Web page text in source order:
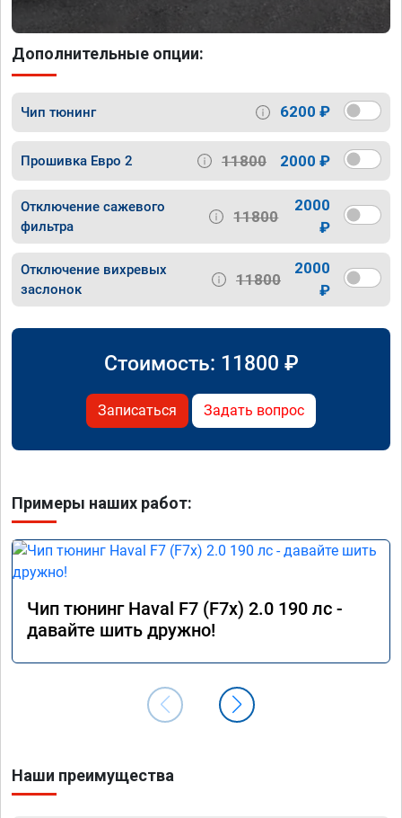
Дополнительные опции:
Чип тюнинг 6200 ₽
Прошивка Евро 2 11800 2000 ₽
Отключение сажевого
фильтра
11800
2000
₽
Отключение вихревых
заслонок
11800
2000
₽
Стоимость: 11800 ₽
Записаться Задать вопрос
Примеры наших работ:
Чип тюнинг Haval F7 (F7x) 2.0 190 лс -
давайте шить дружно!
Наши преимущества